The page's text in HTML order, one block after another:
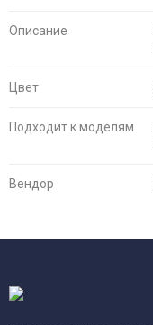
Описание
Цвет
Подходит к моделям
Вендор